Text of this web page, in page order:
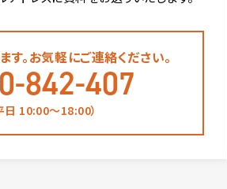
す。お気軽にご連絡ください。
842-407
日 10:00〜18:00）